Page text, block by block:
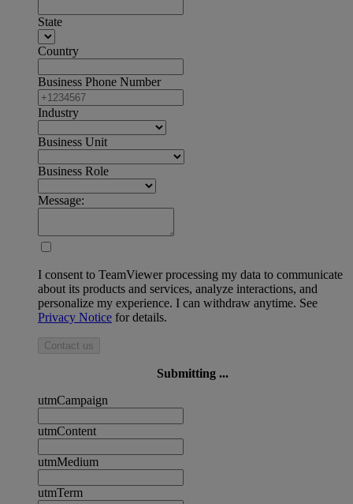
State
Country
Business Phone Number
Industry
Business Unit
Business Role
Message:
I consent to TeamViewer processing my data to communicate
about its products and services, analyze interactions, and
personalize my experience. I can withdraw anytime. See
Privacy Notice for details.
Contact us
Submitting ...
utmCampaign
utmContent
utmMedium
utmTerm